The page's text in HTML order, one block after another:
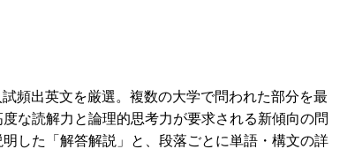
頻出英文を厳選。複数の大学で問われた部分を最
な読解力と論理的思考力が要求される新傾向の問
した「解答解説」と、段落ごとに単語・構文の詳